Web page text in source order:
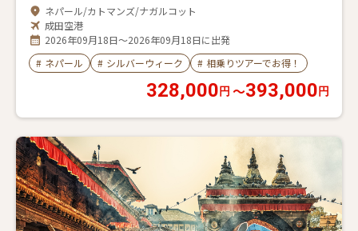
ネパール/カトマンズ/ナガルコット
成田空港
2026年09月18日～2026年09月18日に出発
# ネパール # シルバーウィーク # 相乗りツアーでお得！
328,000 円 〜393,000 円